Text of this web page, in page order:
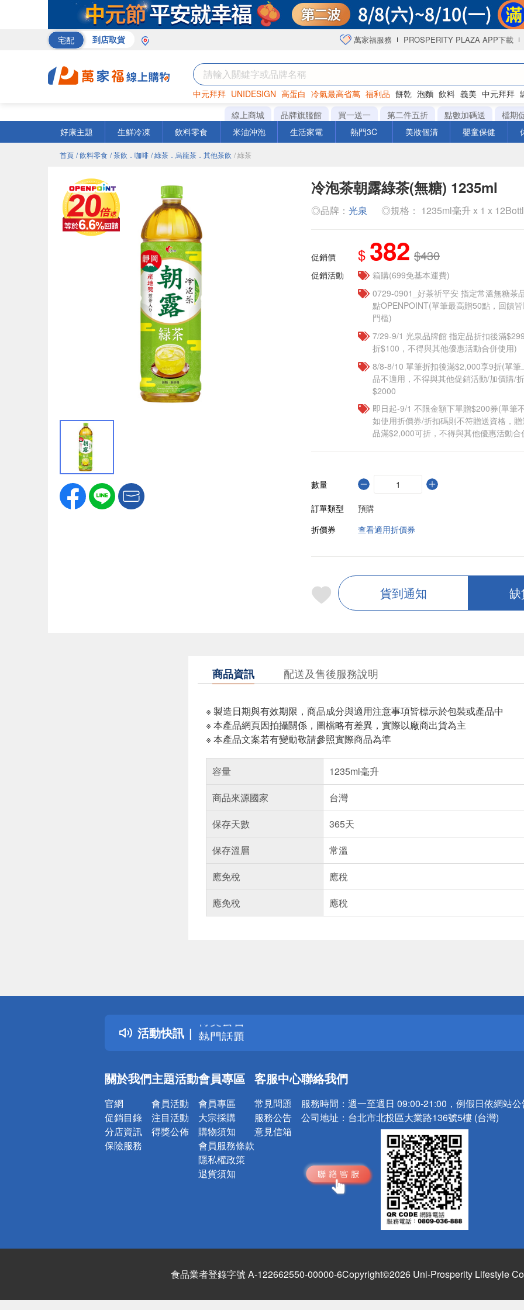
宅配 到店取貨 萬家福服務 PROSPERITY PLAZA APP下載
中元拜拜 UNIDESIGN 高蛋白 冷氣最高省萬 福利品 餅乾 泡麵 飲料 義美 中元拜拜
巧克力 衛生紙 咖啡
線上商城 品牌旗艦館 買一送一 第二件五折 點數加碼送
檔期
好康主題
生鮮冷凍 飲料零食 米油沖泡 生活家電 熱門3C 美妝個清 嬰童保健
首頁 / 飲料零食 / 茶飲．咖啡 / 綠茶．烏龍茶．其他茶飲 / 綠茶
冷泡茶朝露綠茶(無糖) 1235ml
◎品牌： 光泉 ◎規格： 1235ml毫升 x 1 x
促銷價 $ 382 $430
促銷活動
箱購(699免基本運費)
​​0729-0901_好茶祈平安 指定常溫無糖茶
點OPENPOINT(單筆最高贈50點，回饋
門檻)
7/29-9/1 光泉品牌館 指定品折扣後滿
折$100，不得與其他優惠活動合併使用)
8/8-8/10 單筆折扣後滿$2,000享9折(單
品不適用，不得與其他促銷活動/加價購/
$2000
即日起-9/1 不限金額下單贈$200券(單筆
如使用折價券/折扣碼則不符贈送資格，
品滿$2,000可折，不得與其他優惠活動合
數量
訂單類型
預購
折價券
查看適用折價券
貨到通知
商品資訊 配送及售後服務說明
※ 製造日期與有效期限，商品成分與適用注意事項皆標示於包裝或產品中
※ 本產品網頁因拍攝關係，圖檔略有差異，實際以廠商出貨為主
※ 本產品文案若有變動敬請參照實際商品為準
容量
1235ml毫升
商品來源國家
台灣
保存天數
365天
保存溫層
常溫
應免稅
應稅
應免稅
應稅
活動快訊
詐騙網頁！請小心！
得獎公告
熱門話題
銀行優惠
詐騙網頁！請小心！
關於我們
官網
促銷目錄
分店資訊
保險服務
主題活動
會員活動
注目活動
得獎公佈
會員專區
會員專區
大宗採購
購物須知
會員服務條款
隱私權政策
退貨須知
客服中心
常見問題
服務公告
意見信箱
聯絡我們
服務時間： 週一至週日 09:00-21:00，例假日依網站
公司地址： 台北市北投區大業路136號5樓 (台灣)
食品業者登錄字號 A-122662550-00000-6Copyright©2026 Uni-Prosperity Lifestyle